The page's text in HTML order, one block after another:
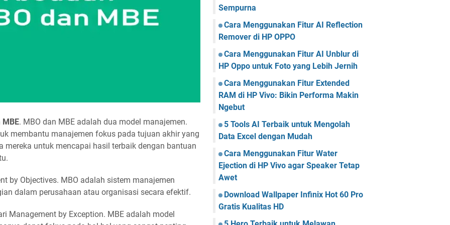
. MBO dan MBE adalah dua model manajemen.
membantu manajemen fokus pada tujuan akhir yang
mereka untuk mencapai hasil terbaik dengan bantuan
by Objectives. MBO adalah sistem manajemen
dalam perusahaan atau organisasi secara efektif.
Management by Exception. MBE adalah model
Sempurna
Cara Menggunakan Fitur AI Reflection
Remover di HP OPPO
Cara Menggunakan Fitur AI Unblur di
HP Oppo untuk Foto yang Lebih Jernih
Cara Menggunakan Fitur Extended
RAM di HP Vivo: Bikin Performa Makin
Ngebut
5 Tools AI Terbaik untuk Mengolah
Data Excel dengan Mudah
Cara Menggunakan Fitur Water
Ejection di HP Vivo agar Speaker Tetap
Awet
Download Wallpaper Infinix Hot 60 Pro
Gratis Kualitas HD